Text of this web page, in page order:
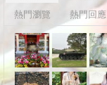
熱門瀏覽
熱門回應